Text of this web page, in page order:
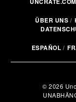
ÜBER UNS
ESPAÑOL
© 2026